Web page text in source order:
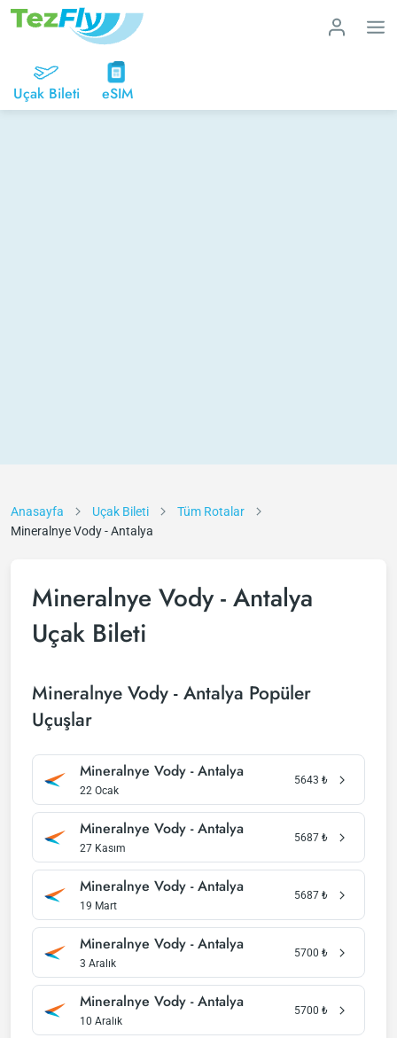
Uçak Bileti eSIM
Anasayfa Uçak Bileti
Tüm Rotalar
Mineralnye Vody - Antalya
Mineralnye Vody - Antalya
Uçak Bileti
Mineralnye Vody - Antalya Popüler
Uçuşlar
Mineralnye Vody - Antalya
22 Ocak
5643 ₺
Mineralnye Vody - Antalya
27 Kasım
5687 ₺
Mineralnye Vody - Antalya
19 Mart
5687 ₺
Mineralnye Vody - Antalya
3 Aralık
5700 ₺
Mineralnye Vody - Antalya
10 Aralık
5700 ₺